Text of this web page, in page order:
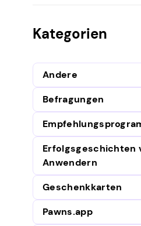
Kategorien
Andere
Befragungen
Erfolgsgeschichten
Anwendern
Geschenkkarten
Pawns.app